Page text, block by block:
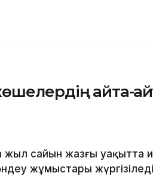
қайта-
сайын жазғы уақытта
жұмыстары